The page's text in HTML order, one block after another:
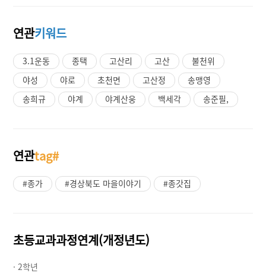
연관키워드
3.1운동 종택 고산리 고산
불천위
야성
야로 초천면 고산정
송맹영
송희규
야계 야계산웅 백세각 송준필,
연관tag#
#종가 #경상북도 마을이야기 #종갓집
초등교과과정연계(개정년도)
· 2학년